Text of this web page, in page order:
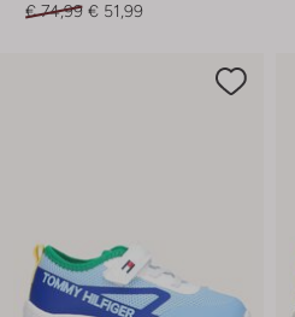
€ 74,99 € 51,99